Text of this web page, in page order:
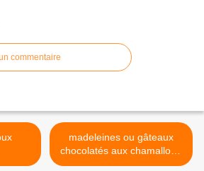
commentaire
madeleines ou gâteaux
chocolatés aux chamallows
>